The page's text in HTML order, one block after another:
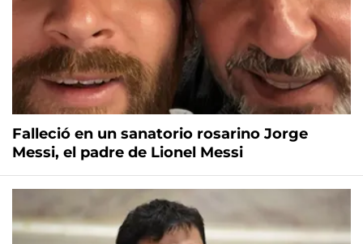
Falleció en un sanatorio rosarino Jorge
Messi, el padre de Lionel Messi